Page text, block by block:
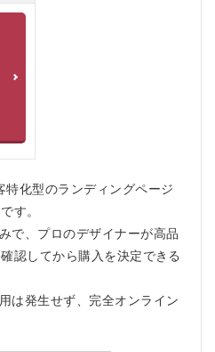
特化型のランディングページ
す。
で、プロのデザイナーが高品
認してから購入を決定できる
は発生せず、完全オンライン